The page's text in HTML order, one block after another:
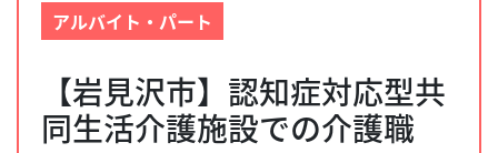
アルバイト・パート
【岩見沢市】認知症対応型共
同生活介護施設での介護職